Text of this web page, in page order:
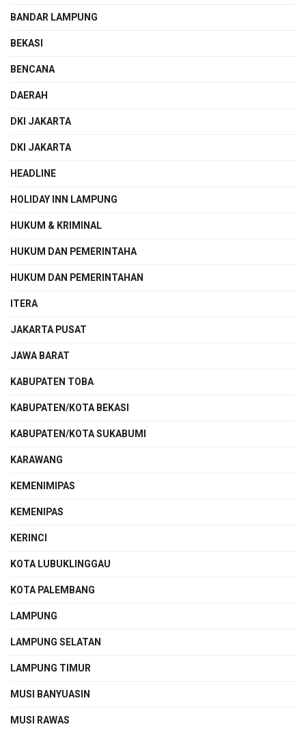
BANDAR LAMPUNG
BEKASI
BENCANA
DAERAH
DKI JAKARTA
DKI JAKARTA
HEADLINE
HOLIDAY INN LAMPUNG
HUKUM & KRIMINAL
HUKUM DAN PEMERINTAHA
HUKUM DAN PEMERINTAHAN
ITERA
JAKARTA PUSAT
JAWA BARAT
KABUPATEN TOBA
KABUPATEN/KOTA BEKASI
KABUPATEN/KOTA SUKABUMI
KARAWANG
KEMENIMIPAS
KEMENIPAS
KERINCI
KOTA LUBUKLINGGAU
KOTA PALEMBANG
LAMPUNG
LAMPUNG SELATAN
LAMPUNG TIMUR
MUSI BANYUASIN
MUSI RAWAS